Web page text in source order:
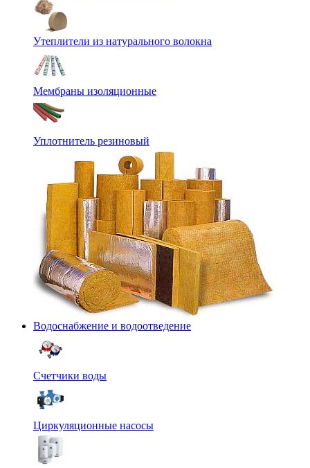
Утеплители из натурального волокна
Мембраны изоляционные
Уплотнитель резиновый
Водоснабжение и водоотведение
Счетчики воды
Циркуляционные насосы